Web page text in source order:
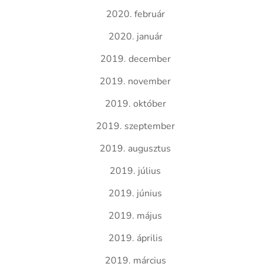
2020. február
2020. január
2019. december
2019. november
2019. október
2019. szeptember
2019. augusztus
2019. július
2019. június
2019. május
2019. április
2019. március